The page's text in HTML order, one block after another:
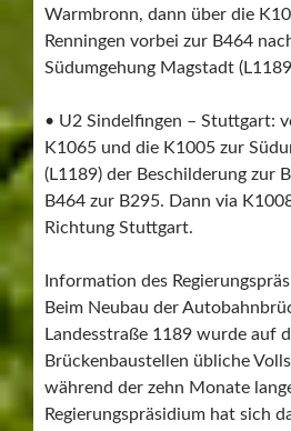
Warmbronn, dann über die
Renningen vorbei zur B464
Südumgehung Magstadt
• U2 Sindelfingen – Stuttgart:
K1065 und die K1005 zur
(L1189) der Beschilderung zur
B464 zur B295. Dann via
Richtung Stuttgart.
Information des
Beim Neubau der
Landesstraße 1189 wurde auf
Brückenbaustellen übliche
während der zehn Monate
Regierungspräsidium hat sich